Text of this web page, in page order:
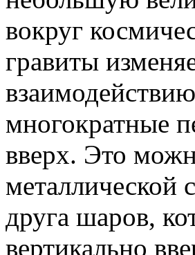
вокруг
гравиты
многократные
вверх. Это
металлической
друга шаров,
вертикально